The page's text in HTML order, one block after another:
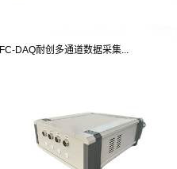
FC-DAQ耐创多通道数据采集...